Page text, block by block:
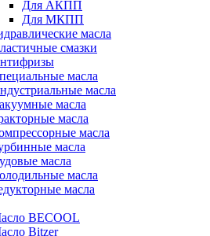
Для АКПП
Для МКПП
масла
смазки
масла
масла
масла
масла
масла
масла
масла
масла
масла
BECOOL
Bitzer